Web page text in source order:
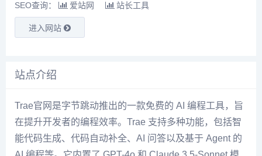
SEO查询：
爱站网 站长工具
进入网站
站点介绍
Trae官网是字节跳动推出的一款免费的 AI 编程工具，旨
在提升开发者的编程效率。Trae 支持多种功能，包括智
能代码生成、代码自动补全、AI 问答以及基于 Agent 的